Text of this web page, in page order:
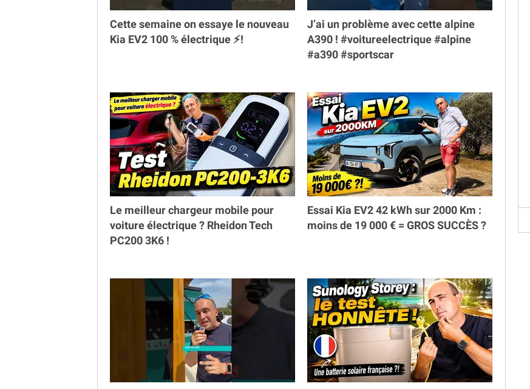
Cette semaine on essaye le nouveau
Kia EV2 100 % électrique ⚡️!
J’ai un problème avec cette alpine
A390 ! #voitureelectrique #alpine
#a390 #sportscar
Le meilleur chargeur mobile pour
voiture électrique ? Rheidon Tech
PC200 3K6 !
Essai Kia EV2 42 kWh sur 2000 Km :
moins de 19 000 € = GROS SUCCÈS ?